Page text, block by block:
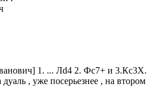
1. ... Лd4 2. Фс7+ и 3.Кс3Х.
, уже посерьезнее , на втором